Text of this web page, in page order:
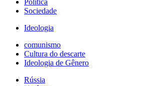
Política
Sociedade
Ideologia
comunismo
Cultura do descarte
Ideologia de Gênero
Rússia